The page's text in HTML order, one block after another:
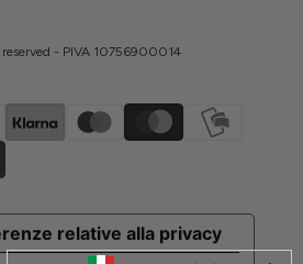
- PIVA 10756900014
relative alla privacy